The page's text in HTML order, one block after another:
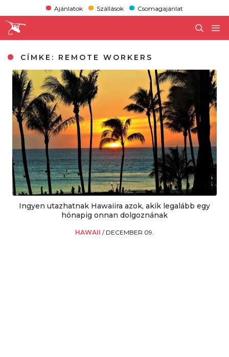
Ajánlatok Szállások Csomagajánlat
CÍMKE: REMOTE WORKERS
Ingyen utazhatnak Hawaiira azok, akik legalább egy
hónapig onnan dolgoznának
HAWAII / DECEMBER 09.